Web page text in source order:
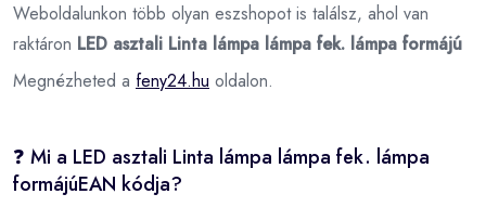
Weboldalunkon több olyan eszshopot is találsz, ahol van
raktáron LED asztali Linta lámpa lámpa fek. lámpa formájú
Megnézheted a feny24.hu oldalon.
❓ Mi a LED asztali Linta lámpa lámpa fek. lámpa
formájúEAN kódja?